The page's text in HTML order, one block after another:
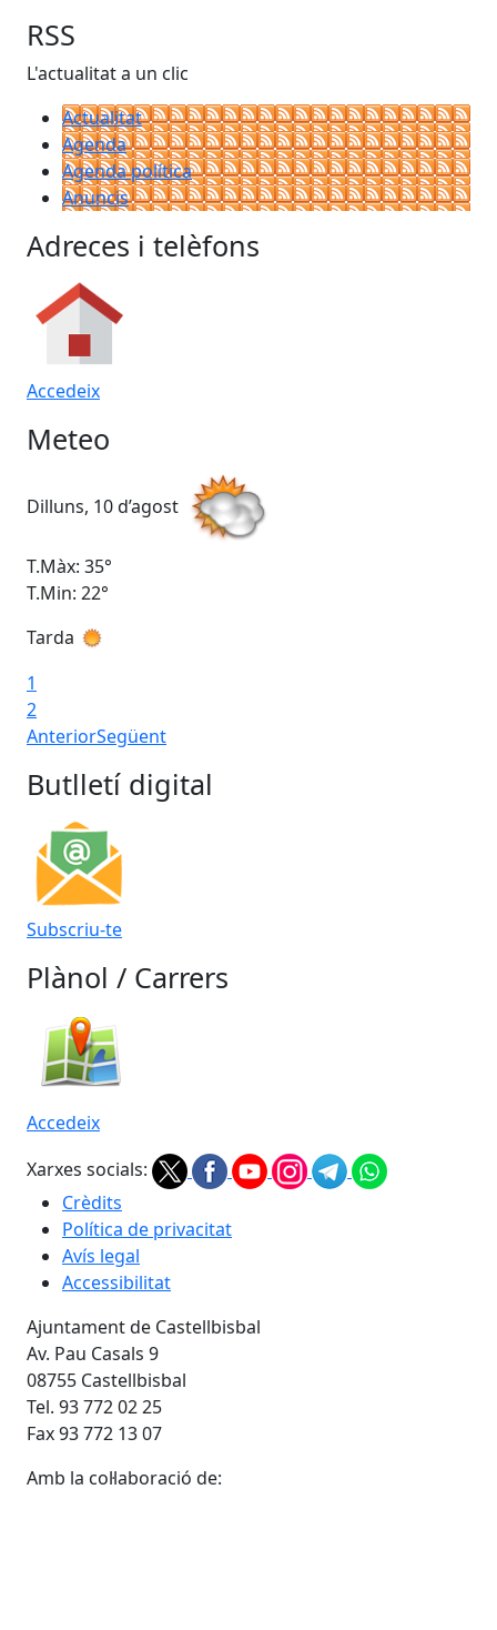
RSS
L'actualitat a un clic
Actualitat
Agenda
Agenda política
Anuncis
Adreces i telèfons
Accedeix
Meteo
Dilluns, 10 d’agost
T.Màx: 35°
T.Min: 22°
Tarda
1
2
AnteriorSegüent
Butlletí digital
Subscriu-te
Plànol / Carrers
Accedeix
Xarxes socials:
Crèdits
Política de privacitat
Avís legal
Accessibilitat
Ajuntament de Castellbisbal
Av. Pau Casals 9
08755 Castellbisbal
Tel. 93 772 02 25
Fax 93 772 13 07
Amb la col·laboració de: